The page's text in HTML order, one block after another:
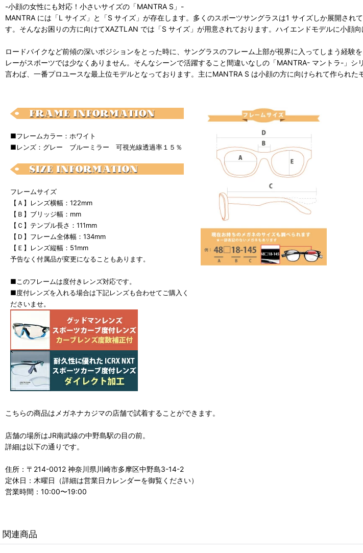
-小顔の女性にも対応！小さいサイズの「MANTRA S」-
MANTRA には「L サイズ」と「S サイズ」が存在します。多くのスポーツサングラスは1 サイズしか展開さ
す。そんなお困りの方に向けてXAZTLAN では「S サイズ」が用意されております。ハイエンドモデルに小顔
ロードバイクなど前傾の深いポジションをとった時に、サングラスのフレーム上部が視界に入ってしまう経
レーがスポーツでは少なくありません。そんなシーンで活躍すること間違いなしの「MANTRA- マントラ-」
言わば、一番プロユースな最上位モデルとなっております。主にMANTRA S は小顔の方に向けられて作られ
■フレームカラー：ホワイト
■レンズ：グレー ブルーミラー 可視光線透過率１５％
フレームサイズ
【Ａ】レンズ横幅：122mm
【Ｂ】ブリッジ幅：mm
【Ｃ】テンプル長さ：111mm
【Ｄ】フレーム全体幅：134mm
【Ｅ】レンズ縦幅：51mm
予告なく付属品が変更になることもあります。
■このフレームは度付きレンズ対応です。
■度付レンズを入れる場合は下記レンズも合わせてご購入く
ださいませ。
こちらの商品はメガネナカジマの店舗で試着することができます。
店舗の場所はJR南武線の中野島駅の目の前。
詳細は以下の通りです。
住所：〒214-0012 神奈川県川崎市多摩区中野島3-14-2
定休日：木曜日（詳細は営業日カレンダーを御覧ください）
営業時間：10:00〜19:00
関連商品